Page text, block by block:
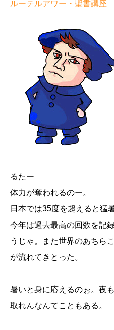
ルーテルアワー・聖書講座
るたー
体力が奪われるのー。
日本では35度を超えると猛
今年は過去最高の回数を記
うじゃ。また世界のあちら
が流れてきとった。
暑いと身に応えるのぉ。夜
取れんなんてこともある。